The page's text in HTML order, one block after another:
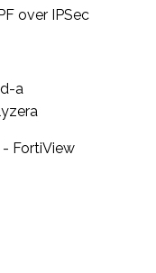
over IPSec
a
FortiView